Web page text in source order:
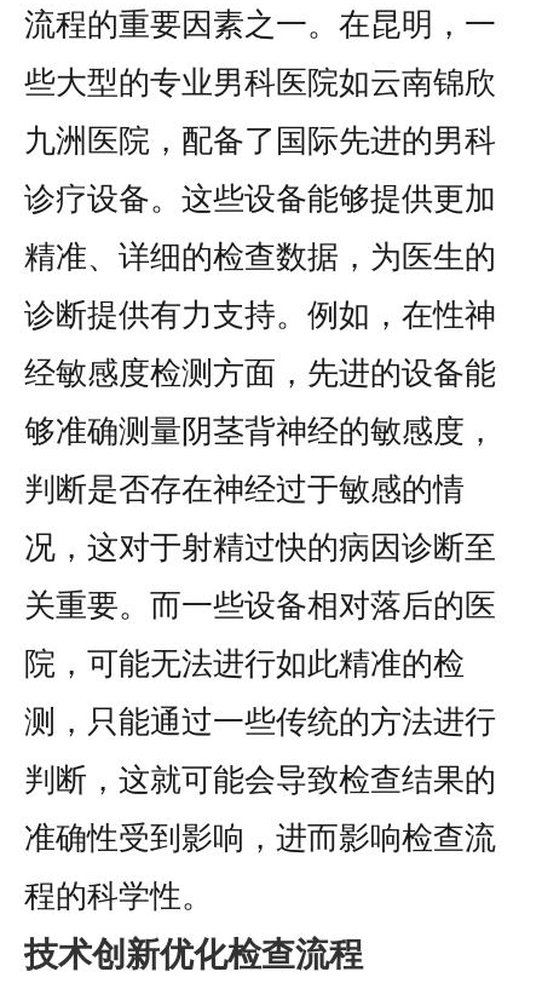
流程的重要因素之一。在昆明，一
些大型的专业男科医院如云南锦欣
九洲医院，配备了国际先进的男科
诊疗设备。这些设备能够提供更加
精准、详细的检查数据，为医生的
诊断提供有力支持。例如，在性神
经敏感度检测方面，先进的设备能
够准确测量阴茎背神经的敏感度，
判断是否存在神经过于敏感的情
况，这对于射精过快的病因诊断至
关重要。而一些设备相对落后的医
院，可能无法进行如此精准的检
测，只能通过一些传统的方法进行
判断，这就可能会导致检查结果的
准确性受到影响，进而影响检查流
程的科学性。
技术创新优化检查流程